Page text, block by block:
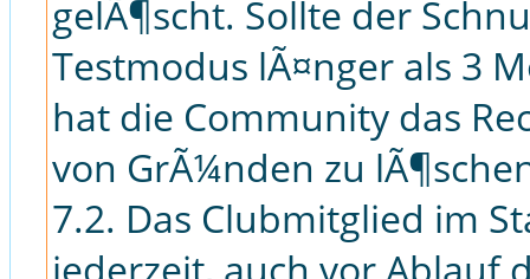
gelÃ¶scht. Sollte der
Testmodus lÃ¤nger als 3
hat die Community das
von GrÃ¼nden zu
7.2. Das Clubmitglied im